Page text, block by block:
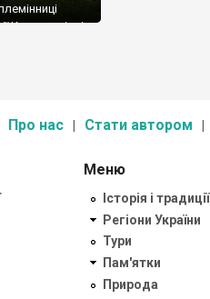
Костюшківні.
Про нас Стати автором
Меню
Історія і традиції
Регіони України
Тури
Пам'ятки
Природа